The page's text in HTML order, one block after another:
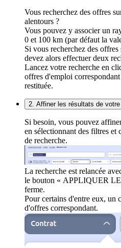
Vous recherchez des offres
alentours ?
Vous pouvez y associer un
0 et 100 km (par défaut la
Si vous recherchez des
devez alors effectuer deux
Lancez votre recherche en
offres d'emploi
restituée.
2. Affiner les résultats de
Si besoin, vous pouvez
en sélectionnant des filtres et
de recherche.
La recherche est relancée
le bouton « APPLIQUER
ferme.
Pour certains d'entre eux, un
d'offres correspondant.